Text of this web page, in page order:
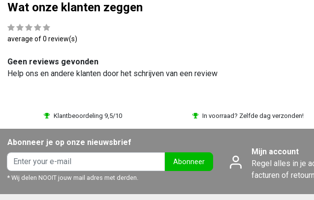
Wat onze klanten zeggen
average of 0 review(s)
Geen reviews gevonden
Help ons en andere klanten door het schrijven van een review
Klantbeoordeling 9,5/10 In voorraad? Zelfde dag verzonden!
Abonneer je op onze nieuwsbrief
Abonneer
* Wij delen NOOIT jouw mail adres met derden.
Mijn account
Regel alles in je
facturen of